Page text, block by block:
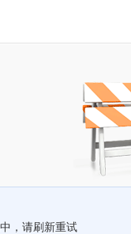
，请刷新重试